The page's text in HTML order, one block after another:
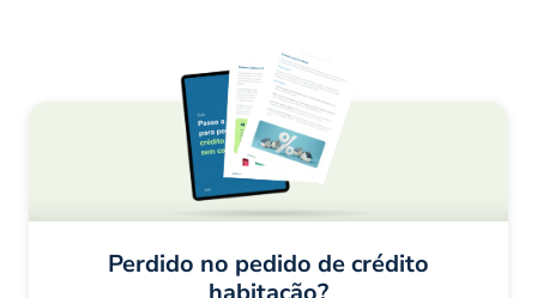
Perdido no pedido de crédito